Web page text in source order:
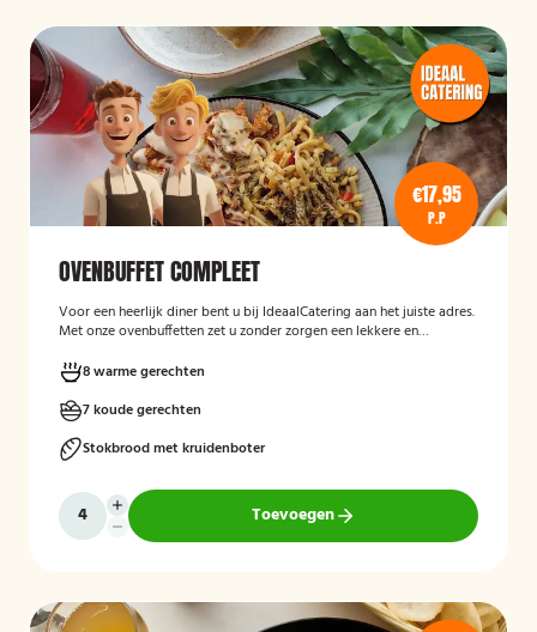
€17,95
P.P
OVENBUFFET COMPLEET
Voor een heerlijk diner bent u bij IdeaalCatering aan het juiste adres.
Met onze ovenbuffetten zet u zonder zorgen een lekkere en
personen is een ovenbuffet Ideaal!
8 warme gerechten
7 koude gerechten
Stokbrood met kruidenboter
Toevoegen